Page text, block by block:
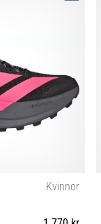
Kvinnor